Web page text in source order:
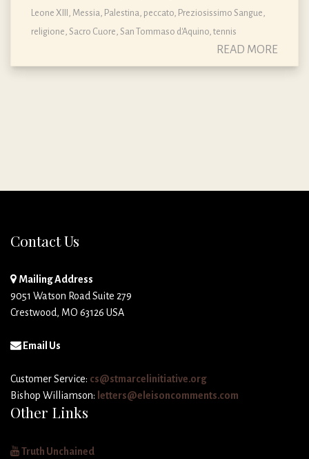
Leone XIII
Messia Palestina peccato Preziosissimo Sangue
religione Sacro Cuore San Tommaso d'Aquino tennis
READ MORE
Contact Us
Mailing Address
9051 Watson Road Suite 279
Crestwood, MO 63126 USA
Email Us
Customer Service: cs@stmarcelinitiative.org
Bishop Williamson: letters@eleisoncomments.com
Other Links
Truth Unchained